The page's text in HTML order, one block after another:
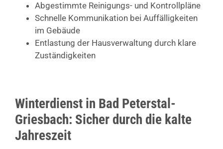
Abgestimmte Reinigungs- und Kontrollpläne
Schnelle Kommunikation bei Auffälligkeiten
im Gebäude
Entlastung der Hausverwaltung durch klare
Zuständigkeiten
Winterdienst in Bad Peterstal-
Griesbach: Sicher durch die kalte
Jahreszeit